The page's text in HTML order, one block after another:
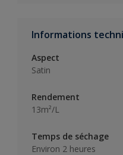
Informations
Aspect
Satin
Rendement
13m²/L
Temps de séchage
Environ 2 heures